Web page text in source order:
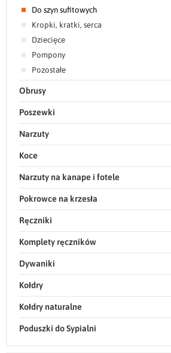
Do szyn sufitowych
Kropki, kratki, serca
Dziecięce
Pompony
Pozostałe
Obrusy
Poszewki
Narzuty
Koce
Narzuty na kanape i fotele
Pokrowce na krzesła
Ręczniki
Komplety ręczników
Dywaniki
Kołdry
Kołdry naturalne
Poduszki do Sypialni